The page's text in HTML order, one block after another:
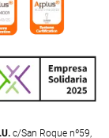
c/San Roque nº59,